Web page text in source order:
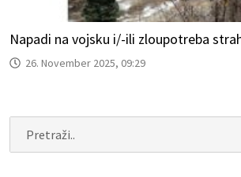
Napadi na vojsku i/-ili zloupotreba
26. November 2025, 09:29